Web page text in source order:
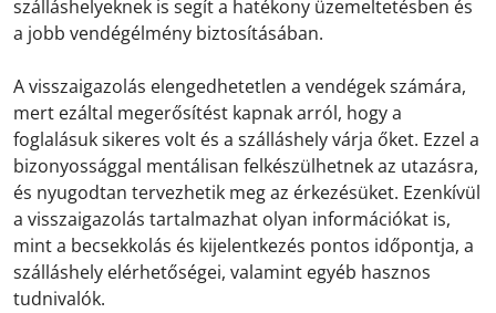
szálláshelyeknek is segít a hatékony üzemeltetésben és
a jobb vendégélmény biztosításában.
A visszaigazolás elengedhetetlen a vendégek számára,
mert ezáltal megerősítést kapnak arról, hogy a
foglalásuk sikeres volt és a szálláshely várja őket. Ezzel a
bizonyossággal mentálisan felkészülhetnek az utazásra,
és nyugodtan tervezhetik meg az érkezésüket. Ezenkívül
a visszaigazolás tartalmazhat olyan információkat is,
mint a becsekkolás és kijelentkezés pontos időpontja, a
szálláshely elérhetőségei, valamint egyéb hasznos
tudnivalók.